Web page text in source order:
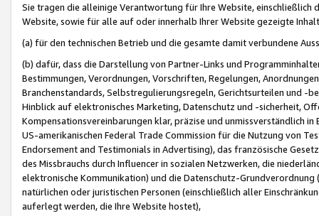
Sie tragen die alleinige Verantwortung für Ihre Website,
Website, sowie für alle auf oder innerhalb Ihrer Website gezeigte
(a) für den technischen Betrieb und die gesamte damit verbundene
(b) dafür, dass die Darstellung von Partner-Links und
Bestimmungen, Verordnungen, Vorschriften, Regelungen,
Branchenstandards, Selbstregulierungsregeln, Gerichtsurteilen und -
Hinblick auf elektronisches Marketing, Datenschutz und -sicherheit,
Kompensationsvereinbarungen klar, präzise und unmissverständlich
US-amerikanischen Federal Trade Commission für die Nutzung von
Endorsement and Testimonials in Advertising), das französische
des Missbrauchs durch Influencer in sozialen Netzwerken, die
elektronische Kommunikation) und die Datenschutz-
natürlichen oder juristischen Personen (einschließlich aller
auferlegt werden, die Ihre Website hostet),